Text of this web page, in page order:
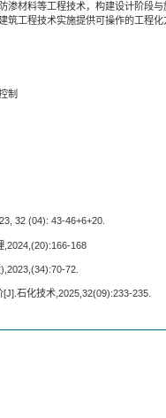
材料等工程技术，构建设计阶段
工程技术实施提供可操作的工程化
制
32 (04): 43-46+6+20.
,2024,(20):166-168
72.
石化技术,2025,32(09):233-235.